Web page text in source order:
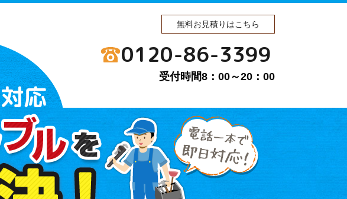
無料お見積りはこちら
0120-86-3399
受付時間8：00～20：00